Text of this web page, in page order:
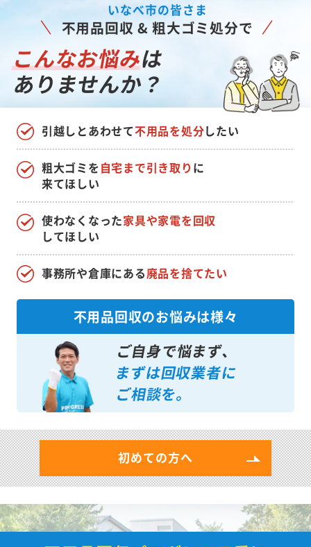
いなべ市の皆さま
不用品回収 & 粗大ゴミ処分で
こんなお悩みは
ありませんか？
引越しとあわせて不用品を処分したい
使わなくなった家具や家電を回収
してほしい
粗大ゴミを自宅まで引き取り に
来てほしい
事務所や倉庫にある廃品を捨てたい
不用品回収のお悩みは様々
ご自身で悩まず、
まずは回収業者に
ご相談を。
初めての方へ